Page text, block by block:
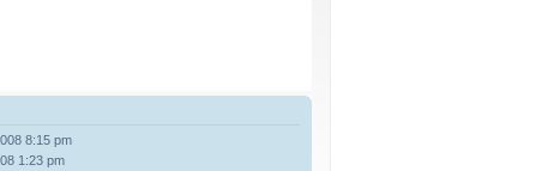
8:15 pm
1:23 pm